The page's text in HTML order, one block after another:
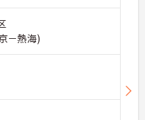
－熱海)